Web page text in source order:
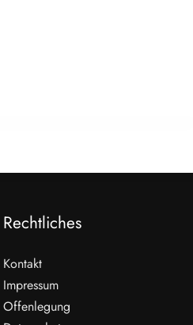
Rechtliches
Kontakt
Impressum
Offenlegung